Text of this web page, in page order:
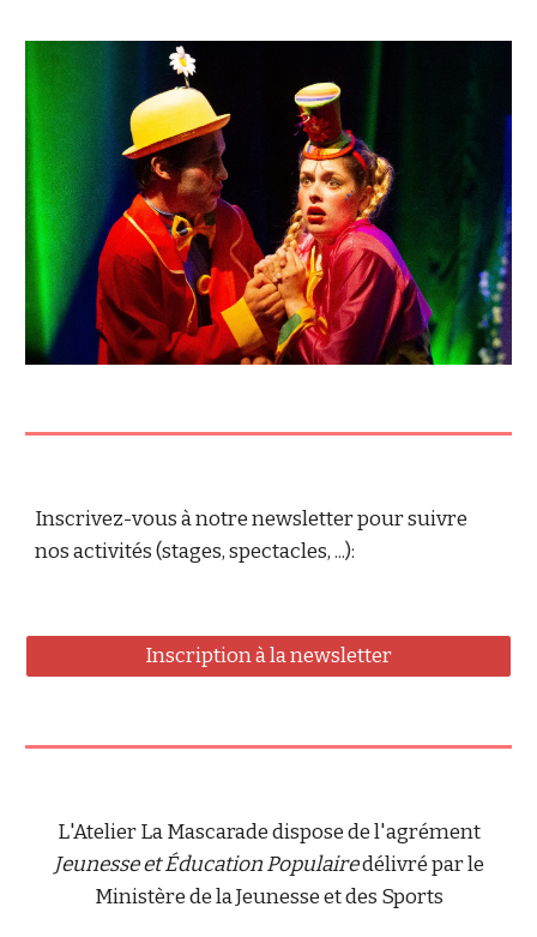
Inscrivez-vous à notre newsletter pour suivre
nos activités (stages, spectacles, ...):
Inscription à la newsletter
L'Atelier La Mascarade dispose de l'agrément
Jeunesse et Éducation Populairedélivré par le
Ministère de la Jeunesse et des Sports